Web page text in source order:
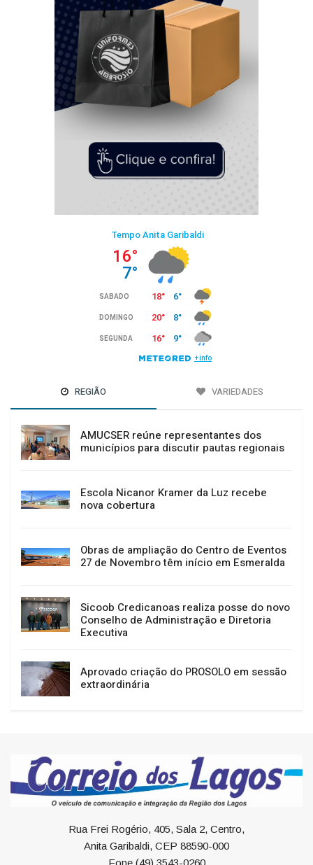
REGIÃO VARIEDADES
AMUCSER reúne representantes dos
municípios para discutir pautas regionais
Escola Nicanor Kramer da Luz recebe
nova cobertura
Obras de ampliação do Centro de Eventos
27 de Novembro têm início em Esmeralda
Sicoob Credicanoas realiza posse do novo
Conselho de Administração e Diretoria
Executiva
Aprovado criação do PROSOLO em sessão
extraordinária
Rua Frei Rogério, 405, Sala 2, Centro,
Anita Garibaldi, CEP 88590-000
Fone (49) 3543-0260